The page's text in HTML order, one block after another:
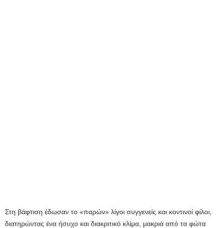
Στη βάφτιση έδωσαν το «παρών» λίγοι συγγενείς και κοντινοί φίλοι,
διατηρώντας ένα ήσυχο και διακριτικό κλίμα, μακριά από τα φώτα